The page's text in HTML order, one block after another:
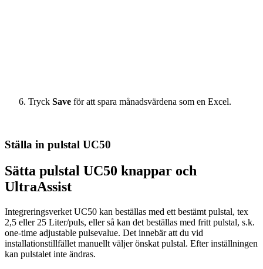
Tryck Save för att spara månadsvärdena som en Excel.
Ställa in pulstal UC50
Sätta pulstal UC50 knappar och
UltraAssist
Integreringsverket UC50 kan beställas med ett bestämt pulstal, tex
2,5 eller 25 Liter/puls, eller så kan det beställas med fritt pulstal, s.k.
one-time adjustable pulsevalue. Det innebär att du vid
installationstillfället manuellt väljer önskat pulstal. Efter inställningen
kan pulstalet inte ändras.